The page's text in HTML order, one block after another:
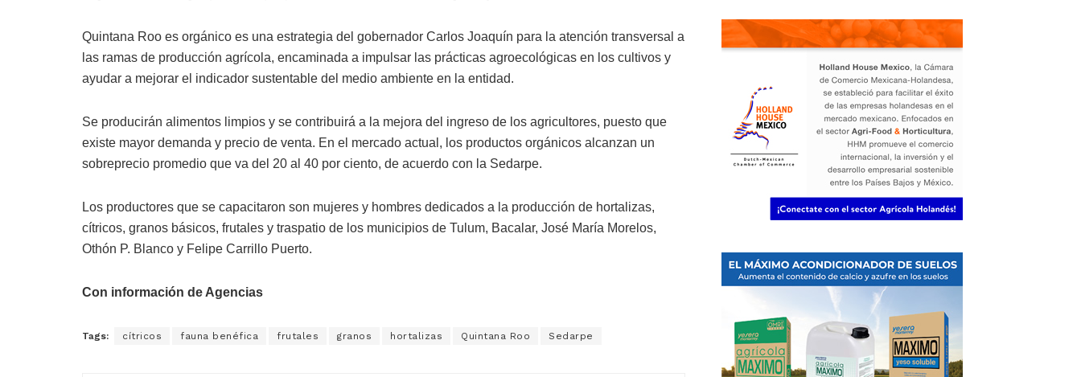
Quintana Roo es orgánico es una estrategia del gobernador Carlos Joaquín para la atención transversal a
las ramas de producción agrícola, encaminada a impulsar las prácticas agroecológicas en los cultivos y
ayudar a mejorar el indicador sustentable del medio ambiente en la entidad.
Se producirán alimentos limpios y se contribuirá a la mejora del ingreso de los agricultores, puesto que
existe mayor demanda y precio de venta. En el mercado actual, los productos orgánicos alcanzan un
sobreprecio promedio que va del 20 al 40 por ciento, de acuerdo con la Sedarpe.
Los productores que se capacitaron son mujeres y hombres dedicados a la producción de hortalizas,
cítricos, granos básicos, frutales y traspatio de los municipios de Tulum, Bacalar, José María Morelos,
Othón P. Blanco y Felipe Carrillo Puerto.
Con información de Agencias
Tags: cítricos fauna benéfica frutales granos hortalizas Quintana Roo Sedarpe